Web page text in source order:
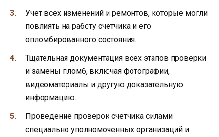
Учет всех изменений и ремонтов, которые могли
повлиять на работу счетчика и его
опломбированного состояния.
Тщательная документация всех этапов проверки
и замены пломб, включая фотографии,
видеоматериалы и другую доказательную
информацию.
Проведение проверок счетчика силами
специально уполномоченных организаций и